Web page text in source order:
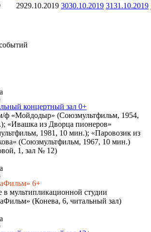
2929.10.2019 3030.10.2019 3131.10.2019
концертный зал 0+
ф «Мойдодыр» (Союзмультфильм, 1954,
«Ивашка из Дворца пионеров»
1981, 10 мин.); «Паровозик из
(Союзмультфильм, 1967, 10 мин.)
1, зал № 12)
6+
в мультипликационной студии
(Конева, 6, читальный зал)